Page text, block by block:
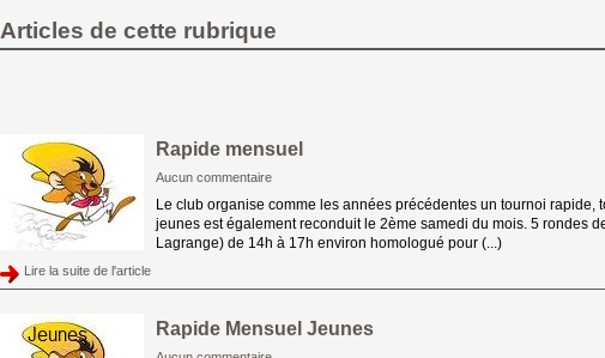
Articles de cette rubrique
Rapide mensuel
Aucun commentaire
Le club organise comme les années précédentes un tournoi rapide,
jeunes est également reconduit le 2ème samedi du mois. 5 rondes
Lagrange) de 14h à 17h environ homologué pour (...)
Lire la suite de l'article
Rapide Mensuel Jeunes